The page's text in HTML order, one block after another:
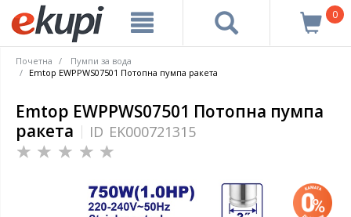
0
Почетна
Пумпи за вода
Emtop EWPPWS07501 Потопна пумпа ракета
Emtop EWPPWS07501 Потопна пумпа
ракета
ID EK000721315